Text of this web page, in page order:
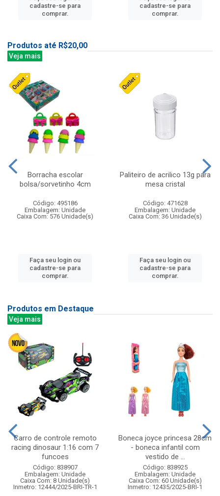
cadastre-se para
comprar.
cadastre-se para
comprar.
Produtos até R$20,00
Veja mais
Borracha escolar
bolsa/sorvetinho 4cm
Código: 495186
Embalagem: Unidade
Caixa Com: 576 Unidade(s)
Faça seu login ou
cadastre-se para
comprar.
Paliteiro de acrilico 13g para
mesa cristal
Código: 471628
Embalagem: Unidade
Caixa Com: 36 Unidade(s)
Faça seu login ou
cadastre-se para
comprar.
Produtos em Destaque
Veja mais
Carro de controle remoto
racing dinosaur 1:16 com 7
funcoes
Código: 838907
Embalagem: Unidade
Caixa Com: 8 Unidade(s)
Inmetro: 12444/2025-BRI-TR-1
Boneca joyce princesa 28cm
- boneca infantil com
vestido de ...
Código: 838925
Embalagem: Unidade
Caixa Com: 60 Unidade(s)
Inmetro: 12435/2025-BRI-1